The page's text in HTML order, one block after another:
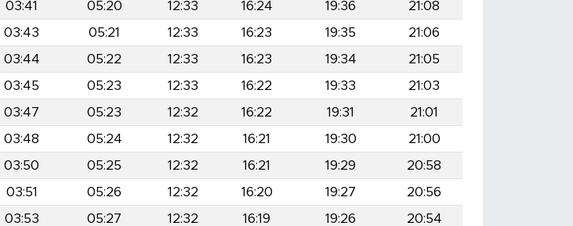
03:41 05:20 12:33 16:24 19:36
21:08
03:43 05:21 12:33 16:23 19:35
21:06
03:44 05:22 12:33 16:23 19:34
21:05
03:45 05:23 12:33 16:22 19:33
21:03
03:47 05:23 12:32 16:22 19:31
21:01
03:48 05:24 12:32 16:21 19:30
21:00
03:50 05:25 12:32 16:21 19:29
20:58
03:51 05:26 12:32 16:20 19:27
20:56
03:53 05:27 12:32 16:19 19:26
20:54